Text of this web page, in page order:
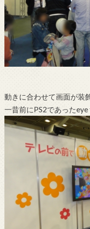
動きに合わせて画面が装
一昔前にPS2であったeye